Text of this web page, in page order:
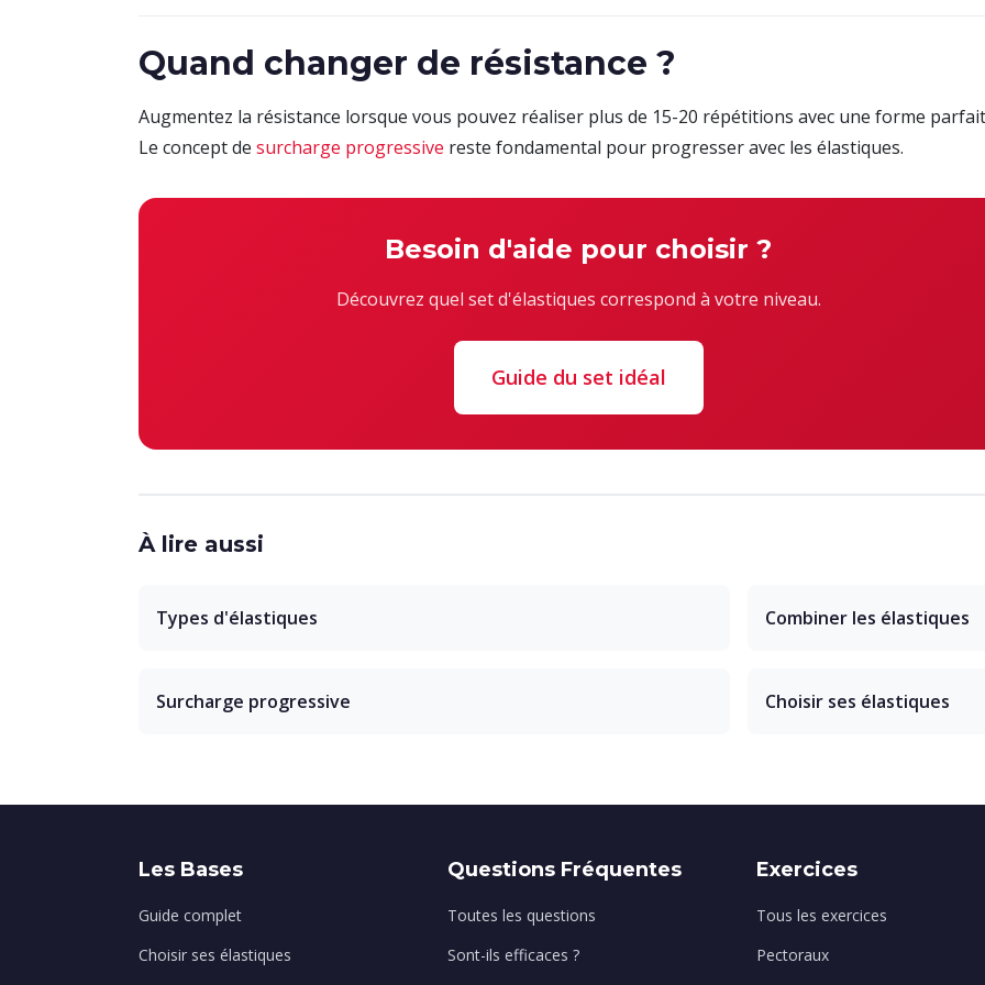
Quand changer de résistance ?
Augmentez la résistance lorsque vous pouvez réaliser plus de 15-20 répétitions avec une forme
Le concept de surcharge progressive reste fondamental pour progresser avec les élastiques.
Besoin d'aide pour choisir ?
Découvrez quel set d'élastiques correspond à votre niveau.
Guide du set idéal
À lire aussi
Types d'élastiques Combiner les élastiques
Surcharge progressive Choisir ses élastiques
Les Bases
Guide complet
Choisir ses élastiques
Questions Fréquentes
Toutes les questions
Sont-ils efficaces ?
Exercices
Tous les exercices
Pectoraux